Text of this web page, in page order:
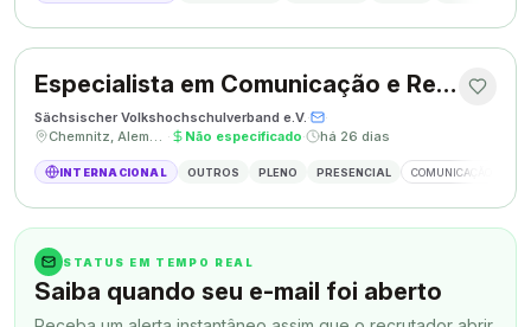
Especialista em Comunicação e Relações Públicas
Sächsischer Volkshochschulverband e.V.·
·
Chemnitz, Alemanha · Não especificado· há 26 dias
INTERNACIONAL OUTROS PLENO PRESENCIAL COMUNICAÇÃO
STATUS EM TEMPO REAL
Saiba quando seu e-mail foi aberto